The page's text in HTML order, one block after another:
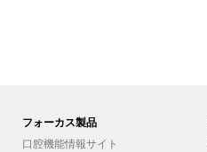
フォーカス製品
口腔機能情報サイト